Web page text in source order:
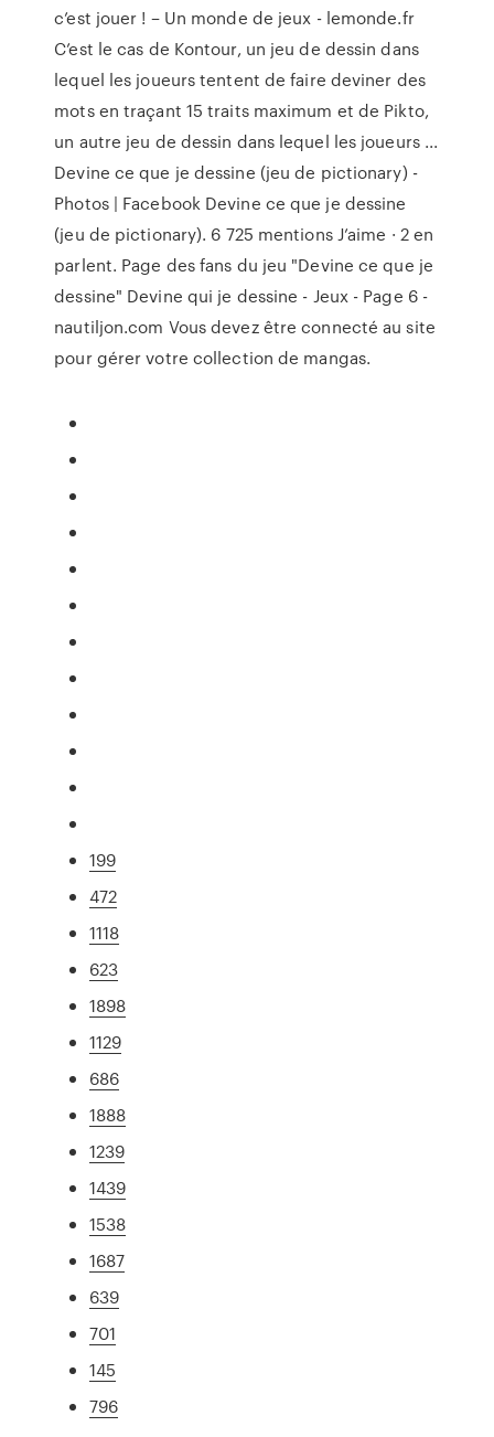
c’est jouer ! – Un monde de jeux - lemonde.fr
C’est le cas de Kontour, un jeu de dessin dans
lequel les joueurs tentent de faire deviner des
mots en traçant 15 traits maximum et de Pikto,
un autre jeu de dessin dans lequel les joueurs ...
Devine ce que je dessine (jeu de pictionary) -
Photos | Facebook Devine ce que je dessine
(jeu de pictionary). 6 725 mentions J’aime · 2 en
parlent. Page des fans du jeu "Devine ce que je
dessine" Devine qui je dessine - Jeux - Page 6 -
nautiljon.com Vous devez être connecté au site
pour gérer votre collection de mangas.
199
472
1118
623
1898
1129
686
1888
1239
1439
1538
1687
639
701
145
796